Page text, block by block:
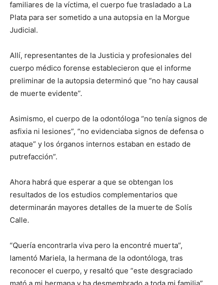
familiares de la víctima, el cuerpo fue trasladado a La
Plata para ser sometido a una autopsia en la Morgue
Judicial.
Allí, representantes de la Justicia y profesionales del
cuerpo médico forense establecieron que el informe
preliminar de la autopsia determinó que “no hay causal
de muerte evidente”.
Asimismo, el cuerpo de la odontóloga “no tenía signos de
asfixia ni lesiones”, “no evidenciaba signos de defensa o
ataque” y los órganos internos estaban en estado de
putrefacción”.
Ahora habrá que esperar a que se obtengan los
resultados de los estudios complementarios que
determinarán mayores detalles de la muerte de Solís
Calle.
“Quería encontrarla viva pero la encontré muerta”,
lamentó Mariela, la hermana de la odontóloga, tras
reconocer el cuerpo, y resaltó que “este desgraciado